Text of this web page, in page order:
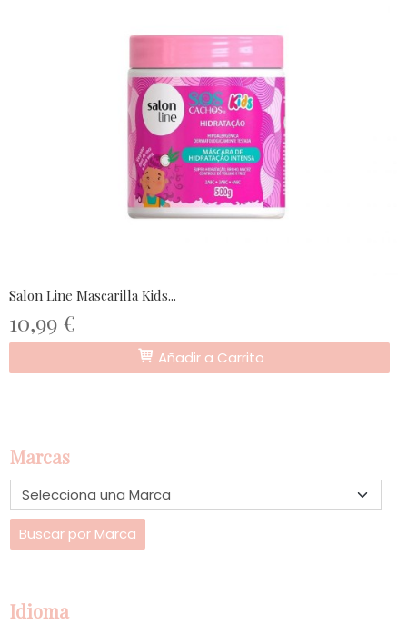
Marcas
Idioma
Salon Line Mascarilla Kids...
10,99 €
Añadir a Carrito